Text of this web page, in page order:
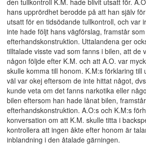
den tullkontroll K.M. hade blivit utsatt för.
hans upprördhet berodde på att han själv
utsatt för en tidsödande tullkontroll, och var
inte hade följt hans vägförslag, framstår
efterhandskonstruktion. Uttalandena ger
tilltalade visste vad som fanns i bilen, att de
någon följde efter K.M. och att A.O. var
skulle komma till honom. K.M:s förklaring till
väl var okej eftersom de inte hittat något,
kunde veta om det fanns narkotika eller
bilen eftersom han hade lånat bilen,
efterhandskonstruktion. A.O:s och K.M:s
konversation om att K.M. skulle titta i
kontrollera att ingen åkte efter honom är
inblandning i den åtalade gärningen.